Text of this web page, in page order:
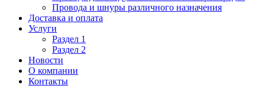
Провода и шнуры различного назначения
Доставка и оплата
Услуги
Раздел 1
Раздел 2
Новости
О компании
Контакты